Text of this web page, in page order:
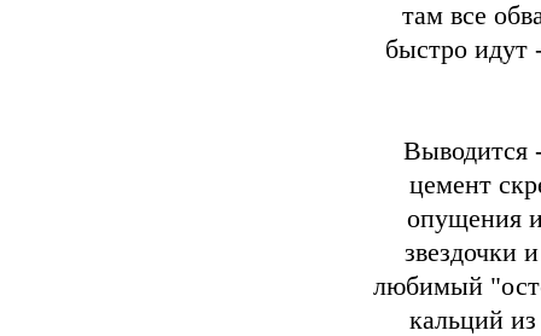
там все
быстро идут
Выводится
цемент
опущения
звездочки
любимый
кальций